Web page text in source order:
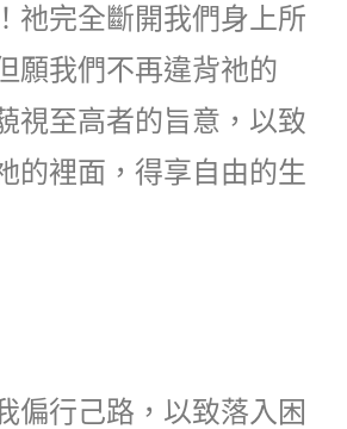
祂完全斷開我們身上所
願我們不再違背祂的
視至高者的旨意，以致
的裡面，得享自由的生
偏行己路，以致落入困